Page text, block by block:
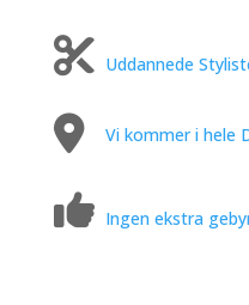
Uddannede
Vi kommer i hele
Ingen ekstra